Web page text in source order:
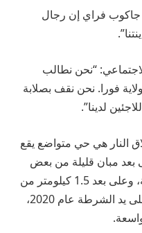
جاكوب فراي إن رجال
“نحن نطالب
فورا. نحن نقف بصلابة
لدينا”.
النار هي حي متواضع يقع
بعد مبان قليلة من بعض
أقدم أسواق المهاجرين في المنطقة، وعلى بعد 1.5 كيلومتر من
المكان الذي قتل فيه جورج فلويد على يد الشرطة عام 2020،